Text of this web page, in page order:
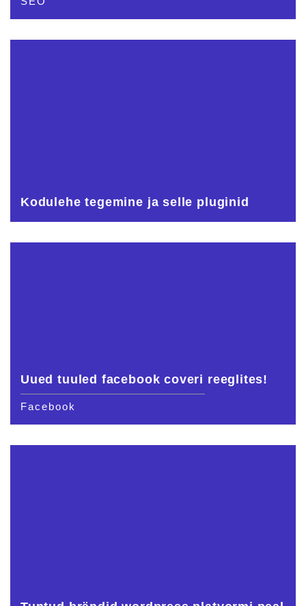
Kodulehe tegemine ja selle pluginid
Uued tuuled facebook coveri reeglites!
Facebook